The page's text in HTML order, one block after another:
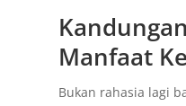
Manfaat
Bukan rahasia lagi